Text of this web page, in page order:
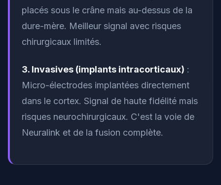
placés sous le crâne mais au-dessus de la
dure-mère. Meilleur signal avec risques
chirurgicaux limités.
3. Invasives (implants intracorticaux) :
Micro-électrodes implantées directement
dans le cortex. Signal de haute fidélité mais
risques neurochirurgicaux. C'est la voie de
Neuralink et de la fusion complète.